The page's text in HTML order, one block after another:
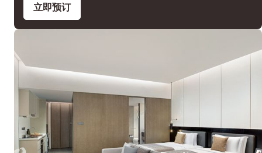
立即预订